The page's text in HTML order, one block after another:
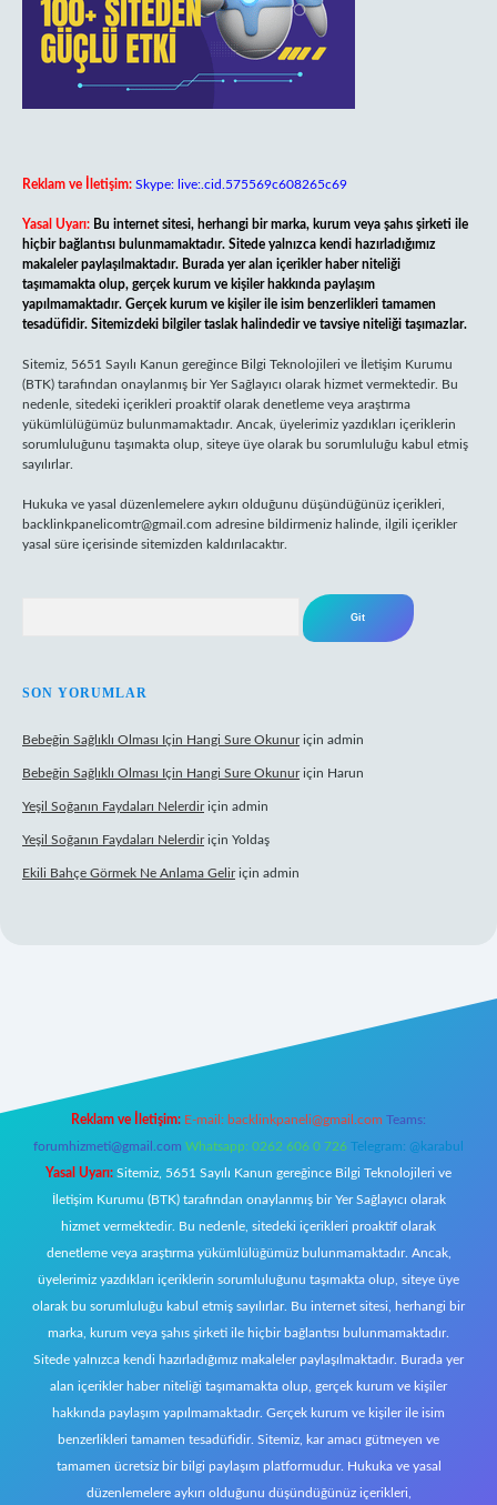
Reklam ve İletişim: Skype: live:.cid.575569c608265c69
Yasal Uyarı: Bu internet sitesi, herhangi bir marka, kurum veya şahıs şirketi ile
hiçbir bağlantısı bulunmamaktadır. Sitede yalnızca kendi hazırladığımız
makaleler paylaşılmaktadır. Burada yer alan içerikler haber niteliği
taşımamakta olup, gerçek kurum ve kişiler hakkında paylaşım
yapılmamaktadır. Gerçek kurum ve kişiler ile isim benzerlikleri tamamen
tesadüfidir. Sitemizdeki bilgiler taslak halindedir ve tavsiye niteliği taşımazlar.
Sitemiz, 5651 Sayılı Kanun gereğince Bilgi Teknolojileri ve İletişim Kurumu
(BTK) tarafından onaylanmış bir Yer Sağlayıcı olarak hizmet vermektedir. Bu
nedenle, sitedeki içerikleri proaktif olarak denetleme veya araştırma
yükümlülüğümüz bulunmamaktadır. Ancak, üyelerimiz yazdıkları içeriklerin
sorumluluğunu taşımakta olup, siteye üye olarak bu sorumluluğu kabul etmiş
sayılırlar.
Hukuka ve yasal düzenlemelere aykırı olduğunu düşündüğünüz içerikleri,
backlinkpanelicomtr@gmail.com adresine bildirmeniz halinde, ilgili içerikler
yasal süre içerisinde sitemizden kaldırılacaktır.
SON YORUMLAR
Bebeğin Sağlıklı Olması Için Hangi Sure Okunuriçin admin
Bebeğin Sağlıklı Olması Için Hangi Sure Okunuriçin Harun
Yeşil Soğanın Faydaları Nelerdiriçin admin
Yeşil Soğanın Faydaları Nelerdiriçin Yoldaş
Ekili Bahçe Görmek Ne Anlama Geliriçin admin
Reklam ve İletişim: E-mail: backlinkpaneli@gmail.com Teams:
forumhizmeti@gmail.com Whatsapp: 0262 606 0 726 Telegram: @karabul
Yasal Uyarı: Sitemiz, 5651 Sayılı Kanun gereğince Bilgi Teknolojileri ve
İletişim Kurumu (BTK) tarafından onaylanmış bir Yer Sağlayıcı olarak
hizmet vermektedir. Bu nedenle, sitedeki içerikleri proaktif olarak
denetleme veya araştırma yükümlülüğümüz bulunmamaktadır. Ancak,
üyelerimiz yazdıkları içeriklerin sorumluluğunu taşımakta olup, siteye üye
olarak bu sorumluluğu kabul etmiş sayılırlar. Bu internet sitesi, herhangi bir
marka, kurum veya şahıs şirketi ile hiçbir bağlantısı bulunmamaktadır.
Sitede yalnızca kendi hazırladığımız makaleler paylaşılmaktadır. Burada yer
alan içerikler haber niteliği taşımamakta olup, gerçek kurum ve kişiler
hakkında paylaşım yapılmamaktadır. Gerçek kurum ve kişiler ile isim
benzerlikleri tamamen tesadüfidir. Sitemiz, kar amacı gütmeyen ve
tamamen ücretsiz bir bilgi paylaşım platformudur. Hukuka ve yasal
düzenlemelere aykırı olduğunu düşündüğünüz içerikleri,